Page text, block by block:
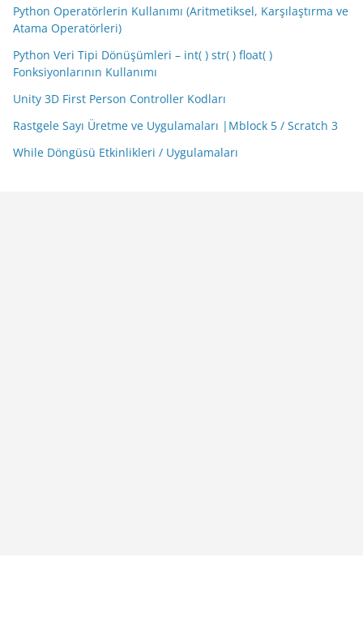
Python Operatörlerin Kullanımı (Aritmetiksel, Karşılaştırma ve
Atama Operatörleri)
Python Veri Tipi Dönüşümleri – int( ) str( ) float( )
Fonksiyonlarının Kullanımı
Unity 3D First Person Controller Kodları
Rastgele Sayı Üretme ve Uygulamaları |Mblock 5 / Scratch 3
While Döngüsü Etkinlikleri / Uygulamaları